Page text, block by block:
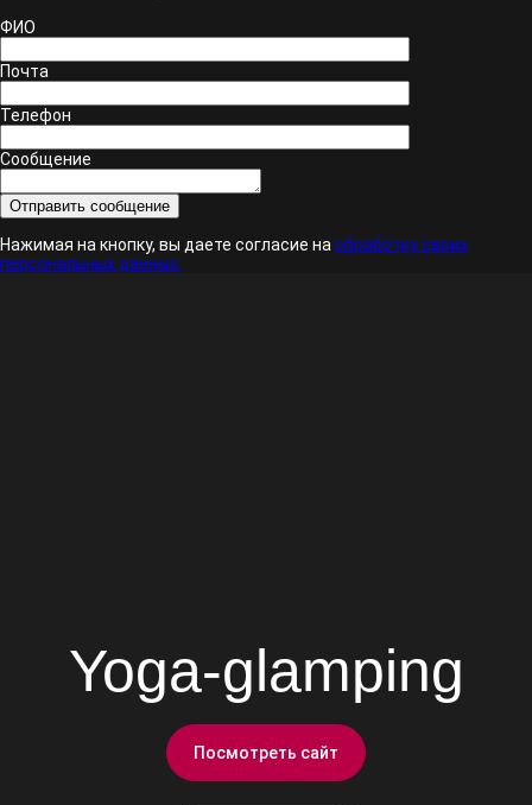
ФИО
Почта
Телефон
Сообщение
Нажимая на кнопку, вы даете согласие на обработку своих
персональных данных.
Yoga-glamping
Посмотреть сайт